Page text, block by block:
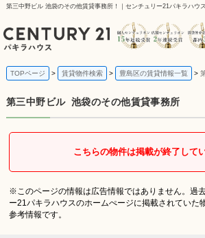
第三中野ビル 池袋のその他賃貸事務所！｜センチュリー21パキラハウス
TOPページ 賃貸物件検索 豊島区の賃貸情報一覧
第三中野ビル 池袋のその他賃貸事務所
こちらの物件は掲載が終了してい
※このページの情報は広告情報ではありません。過
ー21パキラハウスのホームぺージに掲載されていた
参考情報です。